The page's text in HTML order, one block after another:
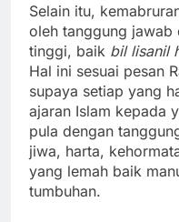
Selain itu,
oleh tanggung jawab
tinggi, baik bil lisanil
Hal ini sesuai pesan
supaya setiap yang
ajaran Islam kepada
pula dengan
jiwa, harta,
yang lemah baik
tumbuhan.